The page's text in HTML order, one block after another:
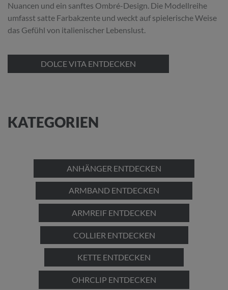
Nuancen und ein sanftes Ombré-Design. Die Modellreihe
umfasst satte Farbakzente und weckt auf spielerische Weise
das Gefühl von italienischer Lebenslust.
DOLCE VITA ENTDECKEN
KATEGORIEN
ANHÄNGER ENTDECKEN
ARMBAND ENTDECKEN
ARMREIF ENTDECKEN
COLLIER ENTDECKEN
KETTE ENTDECKEN
OHRCLIP ENTDECKEN